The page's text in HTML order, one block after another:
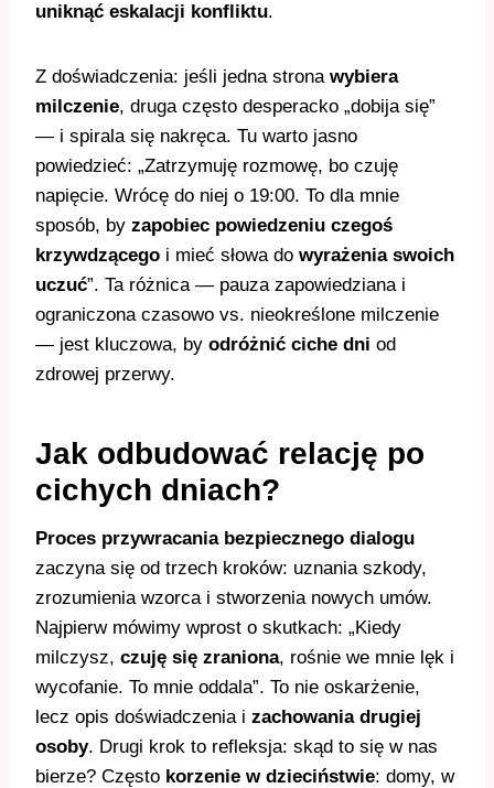
uniknąć eskalacji konfliktu.
Z doświadczenia: jeśli jedna strona wybiera
milczenie, druga często desperacko „dobija się”
— i spirala się nakręca. Tu warto jasno
powiedzieć: „Zatrzymuję rozmowę, bo czuję
napięcie. Wrócę do niej o 19:00. To dla mnie
sposób, by zapobiec powiedzeniu czegoś
krzywdzącego i mieć słowa do wyrażenia swoich
uczuć”. Ta różnica — pauza zapowiedziana i
ograniczona czasowo vs. nieokreślone milczenie
— jest kluczowa, by odróżnić ciche dni od
zdrowej przerwy.
Jak odbudować relację po
cichych dniach?
Proces przywracania bezpiecznego dialogu
zaczyna się od trzech kroków: uznania szkody,
zrozumienia wzorca i stworzenia nowych umów.
Najpierw mówimy wprost o skutkach: „Kiedy
milczysz, czuję się zraniona, rośnie we mnie lęk i
wycofanie. To mnie oddala”. To nie oskarżenie,
lecz opis doświadczenia i zachowania drugiej
osoby. Drugi krok to refleksja: skąd to się w nas
bierze? Często korzenie w dzieciństwie: domy, w